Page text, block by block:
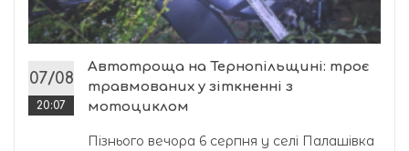
07/08
20:07
Автотроща на Тернопільщині: троє
травмованих у зіткненні з
мотоциклом
Пізнього вечора 6 серпня у селі Палашівка